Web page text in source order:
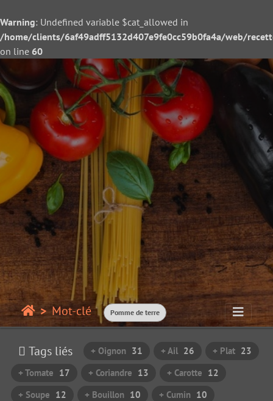
Warning: Undefined variable $cat_allowed in
/home/clients/6af49adff5132d407e9fe0cc59b0fa4a/web/
on line 60
Mot-clé Pomme de terre
Tags liés + Oignon 31 + Ail 26 + Plat 23
+ Tomate 17 + Coriandre 13 + Carotte 12
+ Soupe 12 + Bouillon 10 + Cumin 10